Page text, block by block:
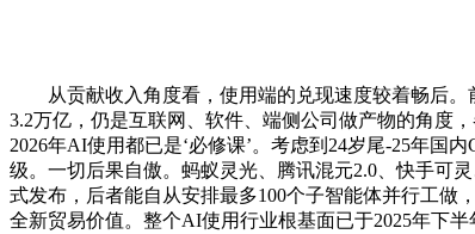
从贡献收入角度看，使用端的兑现速度较着畅后。前
3.2万亿，仍是互联网、软件、端侧公司做产物的角度
2026年AI使用都已是‘必修课’。考虑到24岁尾-25年国
级。一切后果自傲。蚂蚁灵光、腾讯混元2.0、快手可
式发布，后者能自从安排最多100个子智能体并行工做
全新贸易价值。整个AI使用行业根基面已于2025年下